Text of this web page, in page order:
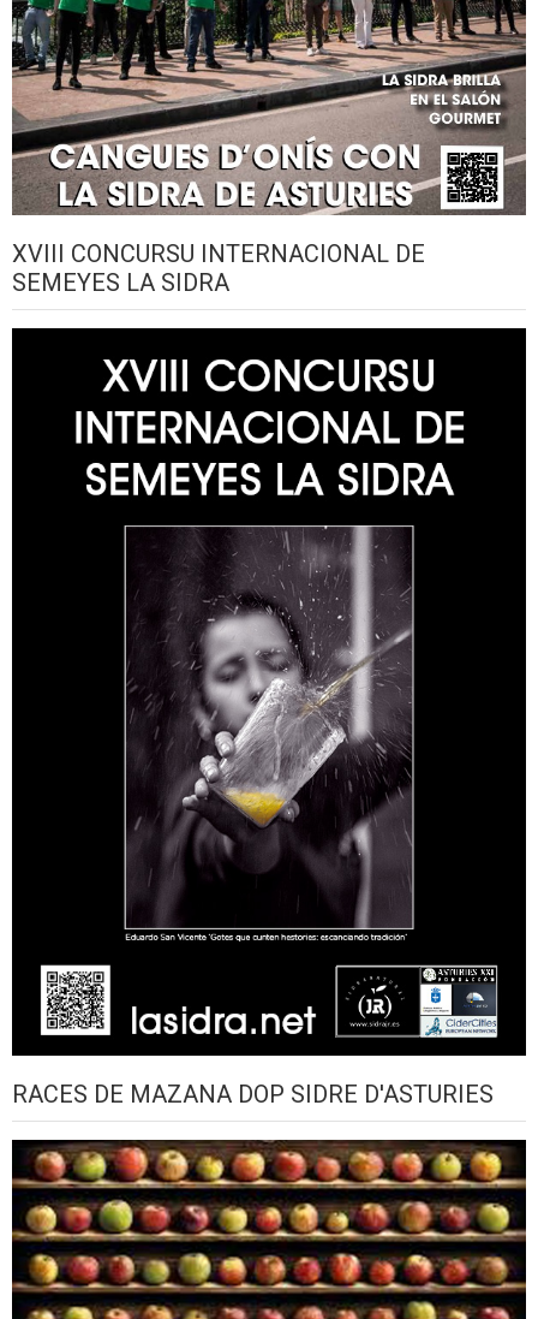
XVIII CONCURSU INTERNACIONAL DE
SEMEYES LA SIDRA
RACES DE MAZANA DOP SIDRE D'ASTURIES